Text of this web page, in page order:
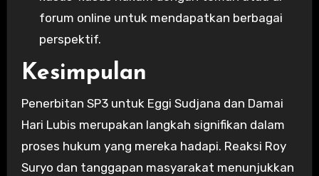
forum online untuk mendapatkan berbagai
perspektif.
Kesimpulan
Penerbitan SP3 untuk Eggi Sudjana dan Damai
Hari Lubis merupakan langkah signifikan dalam
proses hukum yang mereka hadapi. Reaksi Roy
Suryo dan tanggapan masyarakat menunjukkan